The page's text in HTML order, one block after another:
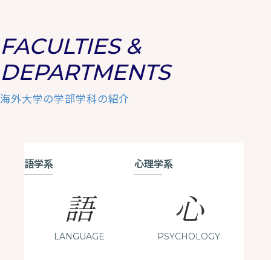
FACULTIES &
DEPARTMENTS
海外大学の学部学科の紹介
語学系
語
LANGUAGE
心理学系
心
PSYCHOLOGY